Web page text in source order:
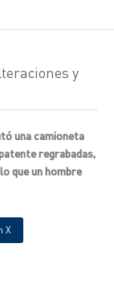
y
una camioneta
regrabadas,
que un hombre
X